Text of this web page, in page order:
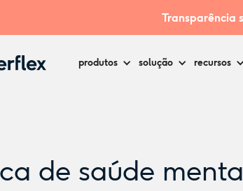
Transparência
produtos solução recursos
de saúde